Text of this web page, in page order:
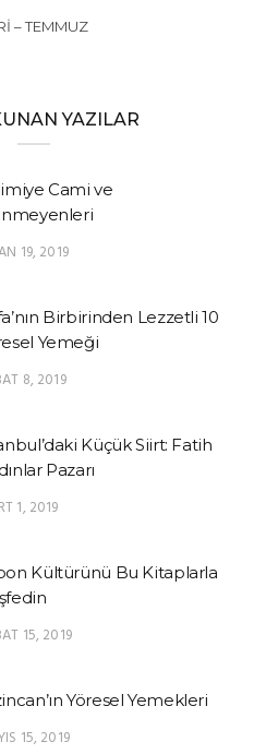
– TEMMUZ
YAZILAR
Cami ve
19, 2019
Birbirinden Lezzetli 10
Yemeği
8, 2019
Küçük Siirt: Fatih
Pazarı
1, 2019
Kültürünü Bu Kitaplarla
15, 2019
Yöresel Yemekleri
15, 2019